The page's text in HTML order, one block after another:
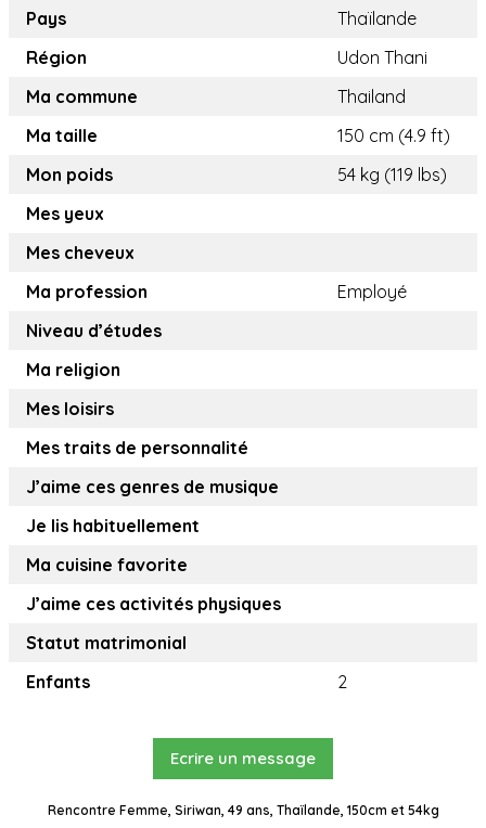
Pays
Thaïlande
Région
Udon Thani
Ma commune
Thailand
Ma taille
150 cm (4.9 ft)
Mon poids
54 kg (119 lbs)
Mes yeux
Mes cheveux
Ma profession
Employé
Niveau d’études
Ma religion
Mes loisirs
Mes traits de personnalité
J’aime ces genres de musique
Je lis habituellement
Ma cuisine favorite
J’aime ces activités physiques
Statut matrimonial
Enfants
2
Ecrire un message
Rencontre Femme, Siriwan, 49 ans, Thaïlande, 150cm et 54kg